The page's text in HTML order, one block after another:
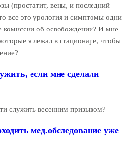
(простатит, вены, и последний
все это урология и симптомы одни
комиссии об освобождении? И мне
я лежал в стационаре, чтобы
если мне сделали
служить весенним призывом?
мед.обследование уже